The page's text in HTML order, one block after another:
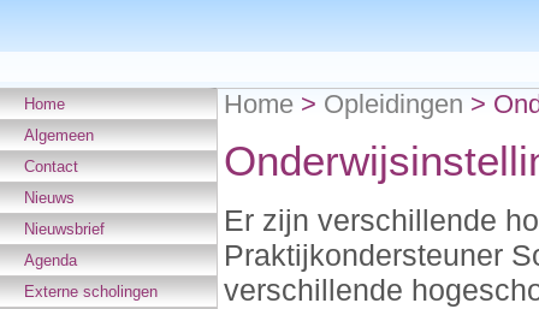
Home
Algemeen
Contact
Nieuws
Nieuwsbrief
Agenda
Externe scholingen
Home > Opleidingen >
Er zijn verschillende
Praktijkondersteuner
verschillende